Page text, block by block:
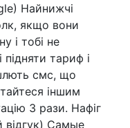
Найнижчі
якщо вони
і тобі не
тариф і
смс, що
іншим
3 рази. Нафіг
відгук) Самые